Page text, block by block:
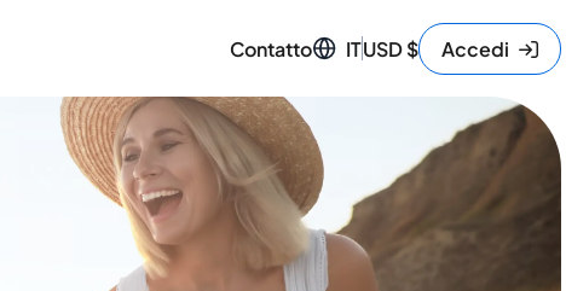
Contatto ITUSD$ Accedi